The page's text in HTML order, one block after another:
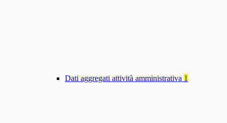
Dati aggregati attività amministrativa 1